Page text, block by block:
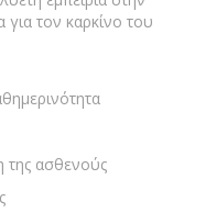
τον καρκίνο του
της ασθενούς